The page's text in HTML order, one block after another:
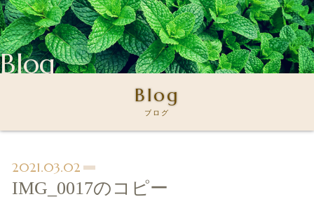
Blog
Blog
ブログ
2021.03.02
IMG_0017のコピー